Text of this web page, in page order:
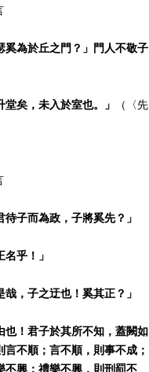
奚為於丘之門？」門人不敬子
矣，未入於室也。」
（〈先
子而為政，子將奚先？」
乎！」
，子之迂也！奚其正？」
也！君子於其所不知，蓋闕如
言不順；言不順，則事不成；
不興；禮樂不興，則刑罰不